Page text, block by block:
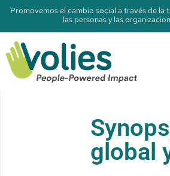
Promovemos el cambio social a través de la
las personas y las
global